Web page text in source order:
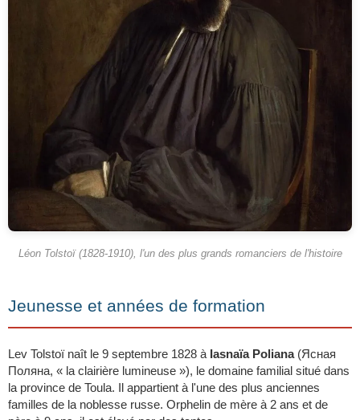
Léon Tolstoï (1828-1910), l'un des plus grands romanciers de l'histoire
Jeunesse et années de formation
Lev Tolstoï naît le 9 septembre 1828 à Iasnaïa Poliana(Ясная
Поляна, « la clairière lumineuse »), le domaine familial situé dans
la province de Toula. Il appartient à l'une des plus anciennes
familles de la noblesse russe. Orphelin de mère à 2 ans et de